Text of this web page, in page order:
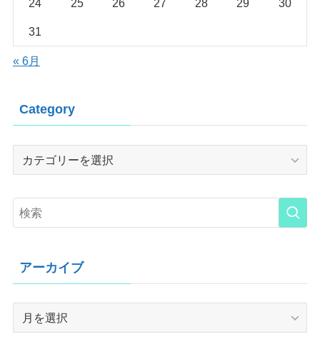
24 25 26 27 28 29 30
31
« 6月
Category
Category
アーカイブ